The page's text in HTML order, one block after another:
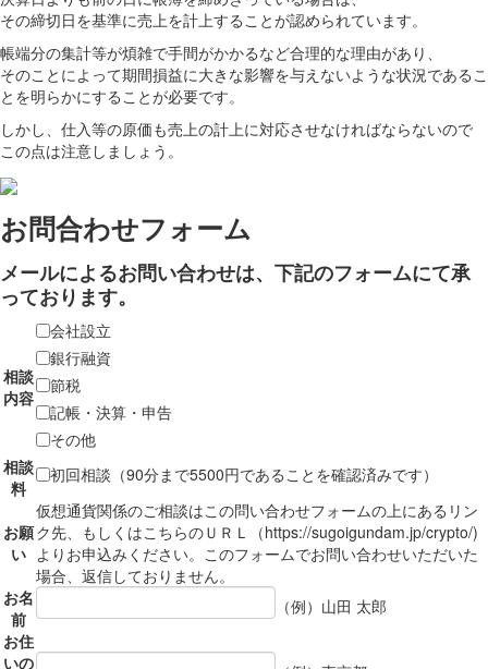
その締切日を基準に売上を計上することが認められています。
帳端分の集計等が煩雑で手間がかかるなど合理的な理由があり、
そのことによって期間損益に大きな影響を与えないような状況であるこ
とを明らかにすることが必要です。
しかし、仕入等の原価も売上の計上に対応させなければならないので
この点は注意しましょう。
お問合わせフォーム
メールによるお問い合わせは、下記のフォームにて承
っております。
相談
内容
会社設立
銀行融資
節税
記帳・決算・申告
その他
相談
料
初回相談（90分まで5500円であることを確認済みです）
お願
い
仮想通貨関係のご相談はこの問い合わせフォームの上にあるリン
ク先、もしくはこちらのＵＲＬ（https://sugoigundam.jp/crypto/)
よりお申込みください。このフォームでお問い合わせいただいた
場合、返信しておりません。
お名
前
（例）山田 太郎
お住
いの